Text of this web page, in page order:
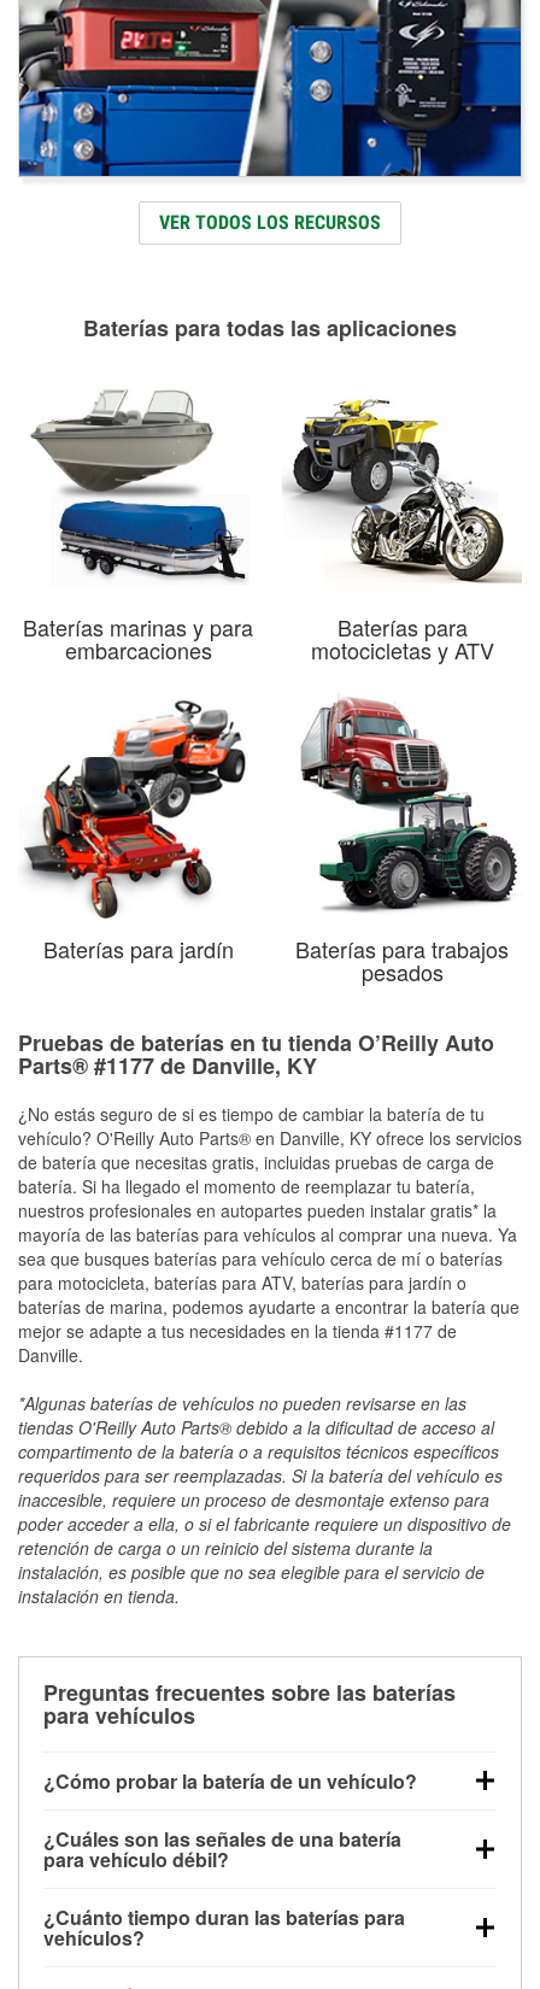
VER TODOS LOS RECURSOS
Baterías para todas las aplicaciones
Baterías marinas y para
embarcaciones
Baterías para
motocicletas y ATV
Baterías para jardín Baterías para trabajos
pesados
Pruebas de baterías en tu tienda O’Reilly Auto
Parts® #1177 de Danville, KY
¿No estás seguro de si es tiempo de cambiar la batería de tu
vehículo? O'Reilly Auto Parts® en Danville, KY ofrece los servicios
de batería que necesitas gratis, incluidas pruebas de carga de
batería. Si ha llegado el momento de reemplazar tu batería,
nuestros profesionales en autopartes pueden instalar gratis* la
mayoría de las baterías para vehículos al comprar una nueva. Ya
sea que busques baterías para vehículo cerca de mí o baterías
para motocicleta, baterías para ATV, baterías para jardín o
baterías de marina, podemos ayudarte a encontrar la batería que
mejor se adapte a tus necesidades en la tienda #1177 de
Danville.
*Algunas baterías de vehículos no pueden revisarse en las
tiendas O'Reilly Auto Parts® debido a la dificultad de acceso al
compartimento de la batería o a requisitos técnicos específicos
requeridos para ser reemplazadas. Si la batería del vehículo es
inaccesible, requiere un proceso de desmontaje extenso para
poder acceder a ella, o si el fabricante requiere un dispositivo de
retención de carga o un reinicio del sistema durante la
instalación, es posible que no sea elegible para el servicio de
instalación en tienda.
Preguntas frecuentes sobre las baterías
para vehículos
¿Cómo probar la batería de un vehículo?
maneras. El método más rápido es utilizar un
multímetro: con el vehículo apagado, conecta los
voltaje: una batería en buen estado y totalmente
cargada debería indicar unos 12.6 voltios. Es
importante saber que las baterías descargadas a
¿Cuáles son las señales de una batería
para vehículo débil?
advertencia. Un arranque lento del motor, faros
tenues, chasquidos al girar la llave o luces de
¿Cuánto tiempo duran las baterías para
vehículos?